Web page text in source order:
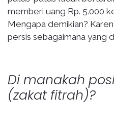
memberi uang Rp. 5.000
Mengapa demikian?
persis sebagaimana yang
Di manakah
(zakat fitrah)?